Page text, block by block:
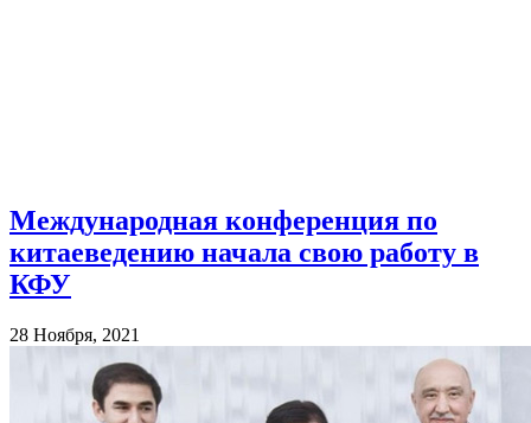
Международная конференция по
китаеведению начала свою работу в
КФУ
28 Ноября, 2021